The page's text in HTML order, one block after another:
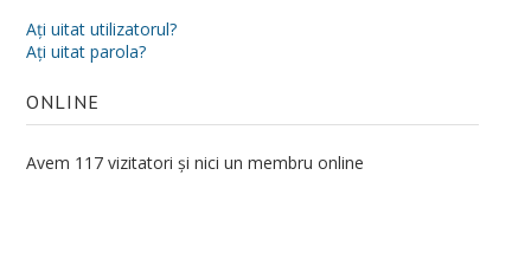
Sociologie - Asistenţă socială
Școală doctorală de Sociologie
Doctoranzi
Aţi uitat utilizatorul?
Aţi uitat parola?
ONLINE
Avem 117 vizitatori și nici un membru online